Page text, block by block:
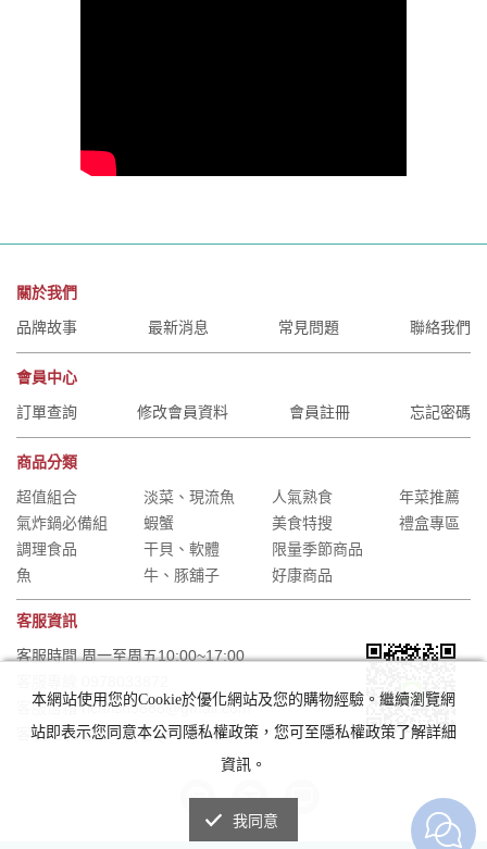
關於我們
品牌故事
最新消息 常見問題 聯絡我們
會員中心
訂單查詢
修改會員資料 會員註冊 忘記密碼
商品分類
超值組合
氣炸鍋必備組
調理食品
魚
淡菜、現流魚
蝦蟹
干貝、軟體
牛、豚舖子
人氣熟食
美食特搜
限量季節商品
好康商品
年菜推薦
禮盒專區
客服資訊
客服時間 周一至周五10:00~17:00
客服信箱 richfish5888@gmail.com
客服1對1 加LINE(右QR code圖)
本網站使用您的Cookie於優化網站及您的購物經驗。繼續瀏覽網
站即表示您同意本公司隱私權政策，您可至隱私權政策了解詳細
資訊。
我同意